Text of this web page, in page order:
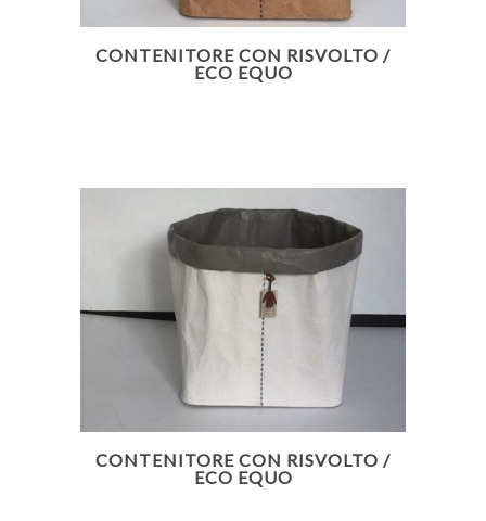
CONTENITORE CON RISVOLTO /
ECO EQUO
CONTENITORE CON RISVOLTO /
ECO EQUO